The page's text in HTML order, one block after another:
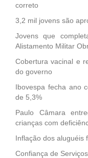
correto
3,2 mil jovens são
Jovens que
Alistamento Militar
Cobertura vacinal e
do governo
Ibovespa fecha ano
de 5,3%
Paulo Câmara
crianças com
Inflação dos aluguéis
Confiança de